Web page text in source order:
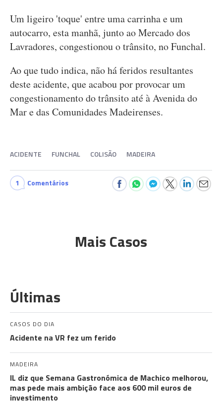
Um ligeiro 'toque' entre uma carrinha e um
autocarro, esta manhã, junto ao Mercado dos
Lavradores, congestionou o trânsito, no Funchal.
Ao que tudo indica, não há feridos resultantes
deste acidente, que acabou por provocar um
congestionamento do trânsito até à Avenida do
Mar e das Comunidades Madeirenses.
ACIDENTE FUNCHAL COLISÃO MADEIRA
1 Comentários
Mais Casos
Últimas
CASOS DO DIA
Acidente na VR fez um ferido
MADEIRA
IL diz que Semana Gastronómica de Machico melhorou,
mas pede mais ambição face aos 600 mil euros de
investimento